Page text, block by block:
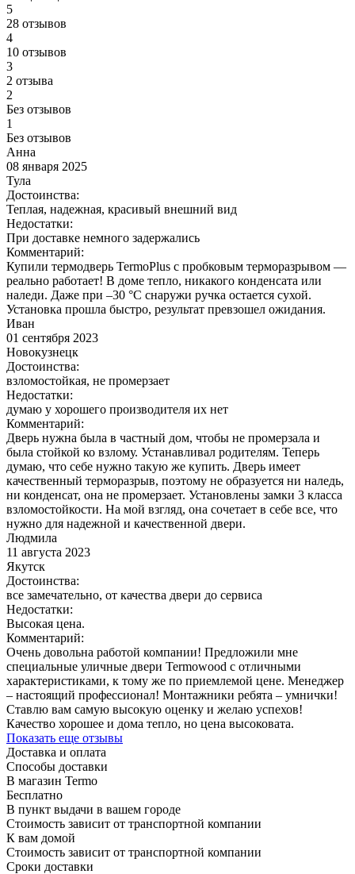
5
28 отзывов
4
10 отзывов
3
2 отзыва
2
Без отзывов
1
Без отзывов
Анна
08 января 2025
Тула
Достоинства:
Теплая, надежная, красивый внешний вид
Недостатки:
При доставке немного задержались
Комментарий:
Купили термодверь TermoPlus с пробковым терморазрывом —
реально работает! В доме тепло, никакого конденсата или
наледи. Даже при –30 °C снаружи ручка остается сухой.
Установка прошла быстро, результат превзошел ожидания.
Иван
01 сентября 2023
Новокузнецк
Достоинства:
взломостойкая, не промерзает
Недостатки:
думаю у хорошего производителя их нет
Комментарий:
Дверь нужна была в частный дом, чтобы не промерзала и
была стойкой ко взлому. Устанавливал родителям. Теперь
думаю, что себе нужно такую же купить. Дверь имеет
качественный терморазрыв, поэтому не образуется ни наледь,
ни конденсат, она не промерзает. Установлены замки 3 класса
взломостойкости. На мой взгляд, она сочетает в себе все, что
нужно для надежной и качественной двери.
Людмила
11 августа 2023
Якутск
Достоинства:
все замечательно, от качества двери до сервиса
Недостатки:
Высокая цена.
Комментарий:
Очень довольна работой компании! Предложили мне
специальные уличные двери Termowood с отличными
характеристиками, к тому же по приемлемой цене. Менеджер
– настоящий профессионал! Монтажники ребята – умнички!
Ставлю вам самую высокую оценку и желаю успехов!
Качество хорошее и дома тепло, но цена высоковата.
Показать еще отзывы
Доставка и оплата
Способы доставки
В магазин Termo
Бесплатно
В пункт выдачи в вашем городе
Стоимость зависит от транспортной компании
К вам домой
Стоимость зависит от транспортной компании
Сроки доставки